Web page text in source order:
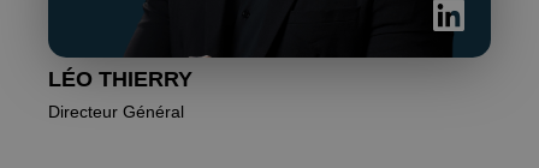
LÉO THIERRY
Directeur Général